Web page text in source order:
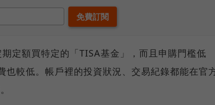
定額買特定的「TISA基金」，而且申購門檻低
也較低。帳戶裡的投資狀況、交易紀錄都能在官